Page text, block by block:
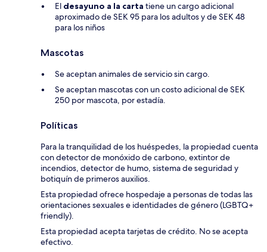
El desayuno a la carta tiene un cargo adicional
aproximado de SEK 95 para los adultos y de SEK 48
para los niños
Mascotas
Se aceptan animales de servicio sin cargo.
Se aceptan mascotas con un costo adicional de SEK
250 por mascota, por estadía.
Políticas
Para la tranquilidad de los huéspedes, la propiedad cuenta
con detector de monóxido de carbono, extintor de
incendios, detector de humo, sistema de seguridad y
botiquín de primeros auxilios.
Esta propiedad ofrece hospedaje a personas de todas las
orientaciones sexuales e identidades de género (LGBTQ+
friendly).
Esta propiedad acepta tarjetas de crédito. No se acepta
efectivo.